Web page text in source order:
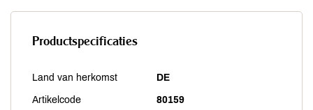
Productspecificaties
Land van herkomst DE
Artikelcode 80159